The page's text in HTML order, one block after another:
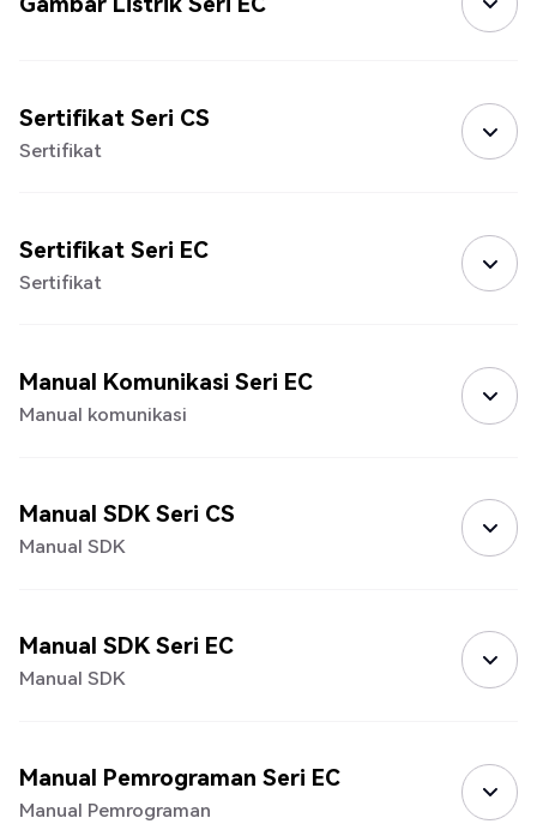
Sertifikat Seri CS
Sertifikat
Sertifikat Seri EC
Sertifikat
Manual Komunikasi Seri EC
Manual komunikasi
Manual SDK Seri CS
Manual SDK
Manual SDK Seri EC
Manual SDK
Manual Pemrograman Seri EC
Manual Pemrograman